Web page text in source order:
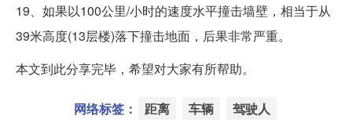
19、如果以100公里/小时的速度水平撞击墙壁，相当于从
39米高度(13层楼)落下撞击地面，后果非常严重。
本文到此分享完毕，希望对大家有所帮助。
网络标签： 距离 车辆 驾驶人